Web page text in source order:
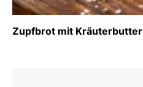
Zupfbrot mit Kräuterbutter